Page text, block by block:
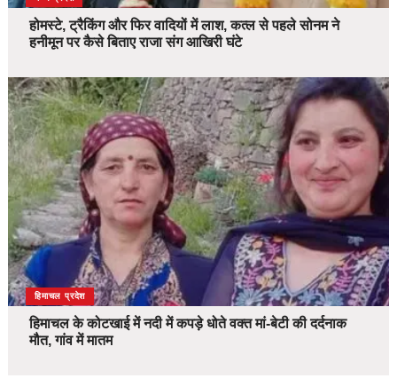
होमस्टे, ट्रैकिंग और फिर वादियों में लाश, कत्ल से पहले सोनम ने
हनीमून पर कैसे बिताए राजा संग आखिरी घंटे
देश
हिमाचल प्रदेश
हिमाचल के कोटखाई में नदी में कपड़े धोते वक्त मां-बेटी की दर्दनाक
मौत, गांव में मातम